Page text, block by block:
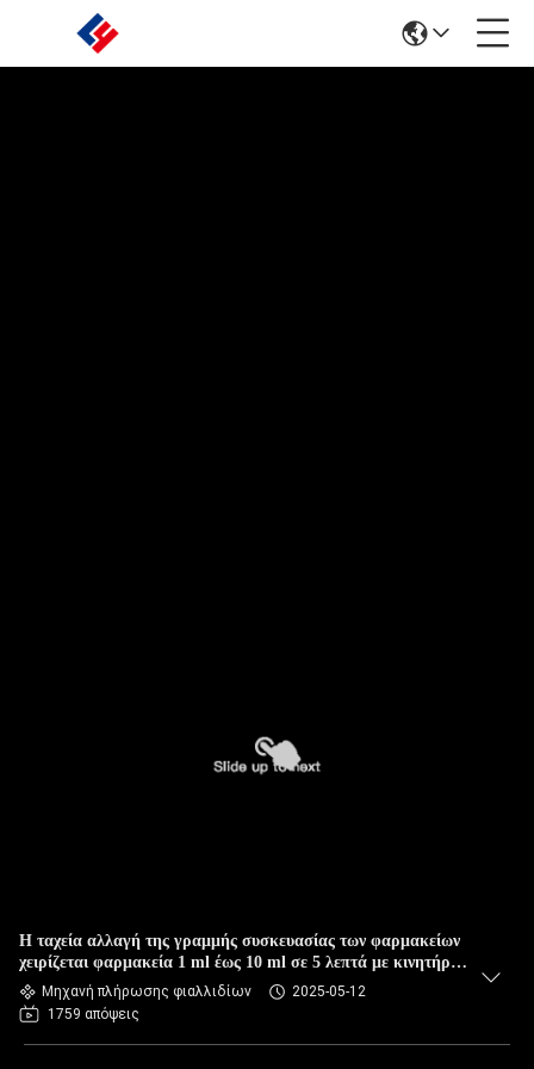
Η ταχεία αλλαγή της γραμμής συσκευασίας των φαρμακείων
χειρίζεται φαρμακεία 1 ml έως 10 ml σε 5 λεπτά με κινητήρα
σερβοκίνησης και περισταλτική αντλία
Μηχανή πλήρωσης φιαλλιδίων
2025-05-12
1759 απόψεις